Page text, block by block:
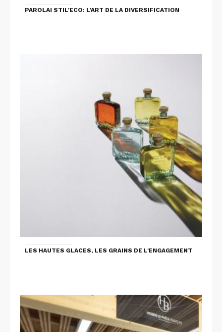
PAROLAI STIL'ECO: L'ART DE LA DIVERSIFICATION
LES HAUTES GLACES, LES GRAINS DE L'ENGAGEMENT